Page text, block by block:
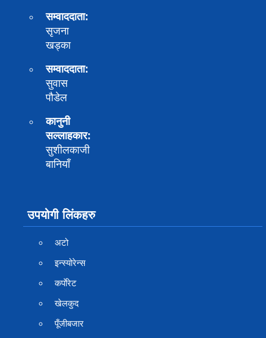
सम्वाददाता:
सृजना
खड्का
सम्वाददाता:
सुवास
पाैडेल
कानुनी
सल्लाहकार:
सुशीलकाजी
बानियाँ
उपयोगी लिंकहरु
अटो
इन्स्योरेन्स
कर्पाेरेट
खेलकुद
पूँजीबजार